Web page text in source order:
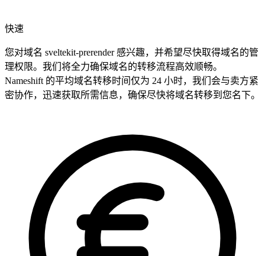
快速
您对域名 sveltekit-prerender 感兴趣，并希望尽快取得域名的管
理权限。我们将全力确保域名的转移流程高效顺畅。
Nameshift 的平均域名转移时间仅为 24 小时，我们会与卖方紧
密协作，迅速获取所需信息，确保尽快将域名转移到您名下。